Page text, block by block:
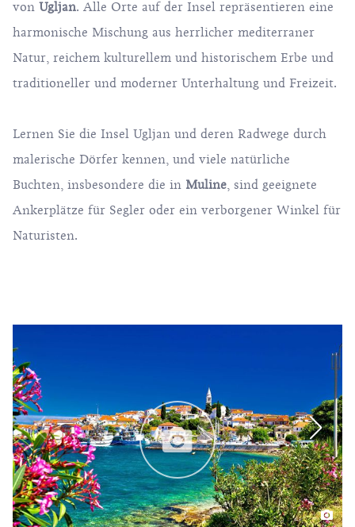
von Ugljan. Alle Orte auf der Insel repräsentieren eine
harmonische Mischung aus herrlicher mediterraner
Natur, reichem kulturellem und historischem Erbe und
traditioneller und moderner Unterhaltung und Freizeit.
Lernen Sie die Insel Ugljan und deren Radwege durch
malerische Dörfer kennen, und viele natürliche
Buchten, insbesondere die in Muline, sind geeignete
Ankerplätze für Segler oder ein verborgener Winkel für
Naturisten.